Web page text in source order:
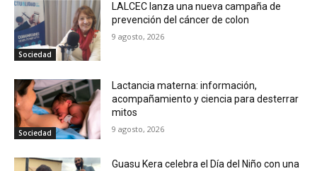
Sociedad
LALCEC lanza una nueva campaña de
prevención del cáncer de colon
9 agosto, 2026
Sociedad
Lactancia materna: información,
acompañamiento y ciencia para desterrar
mitos
9 agosto, 2026
Guasu Kera celebra el Día del Niño con una